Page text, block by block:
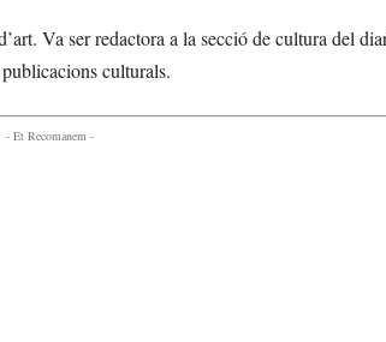
Va ser redactora a la secció de cultura del
culturals.
- Et Recomanem -